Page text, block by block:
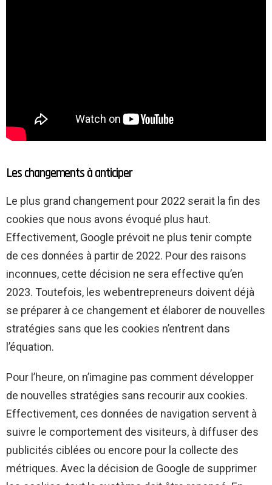
Les changements à anticiper
Le plus grand changement pour 2022 serait la fin des
cookies que nous avons évoqué plus haut.
Effectivement, Google prévoit ne plus tenir compte
de ces données à partir de 2022. Pour des raisons
inconnues, cette décision ne sera effective qu’en
2023. Toutefois, les webentrepreneurs doivent déjà
se préparer à ce changement et élaborer de nouvelles
stratégies sans que les cookies n’entrent dans
l’équation.
Pour l’heure, on n’imagine pas comment développer
de nouvelles stratégies sans recourir aux cookies.
Effectivement, ces données de navigation servent à
suivre le comportement des visiteurs, à diffuser des
publicités ciblées ou encore pour la collecte des
métriques. Avec la décision de Google de supprimer